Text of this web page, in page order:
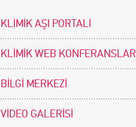
KLİMİK AŞI PORTALI
KLİMİK WEB KONFERANSLARI
BİLGİ MERKEZİ
VİDEO GALERİSİ